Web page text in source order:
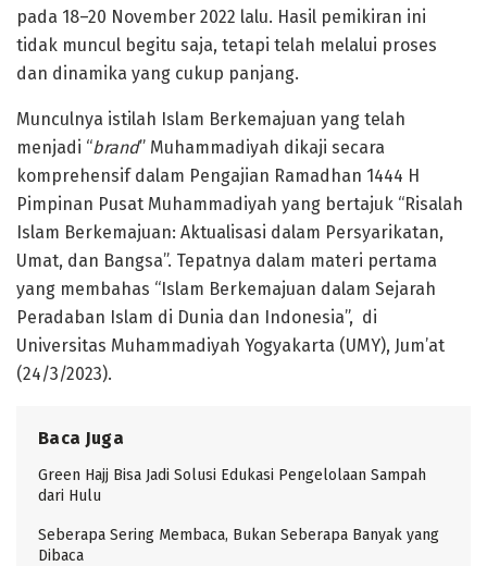
pada 18–20 November 2022 lalu. Hasil pemikiran ini
tidak muncul begitu saja, tetapi telah melalui proses
dan dinamika yang cukup panjang.
Munculnya istilah Islam Berkemajuan yang telah
menjadi “brand” Muhammadiyah dikaji secara
komprehensif dalam Pengajian Ramadhan 1444 H
Pimpinan Pusat Muhammadiyah yang bertajuk “Risalah
Islam Berkemajuan: Aktualisasi dalam Persyarikatan,
Umat, dan Bangsa”. Tepatnya dalam materi pertama
yang membahas “Islam Berkemajuan dalam Sejarah
Peradaban Islam di Dunia dan Indonesia”, di
Universitas Muhammadiyah Yogyakarta (UMY), Jum’at
(24/3/2023).
Baca Juga
Green Hajj Bisa Jadi Solusi Edukasi Pengelolaan Sampah
dari Hulu
Seberapa Sering Membaca, Bukan Seberapa Banyak yang
Dibaca